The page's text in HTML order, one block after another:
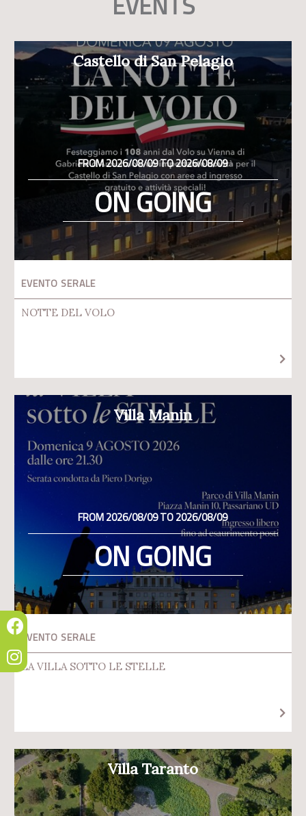
Castello di San Pelagio
FROM 2026/08/09 TO 2026/08/09
ON GOING
EVENTO SERALE
NOTTE DEL VOLO
Villa Manin
FROM 2026/08/09 TO 2026/08/09
ON GOING
EVENTO SERALE
LA VILLA SOTTO LE STELLE
Villa Taranto